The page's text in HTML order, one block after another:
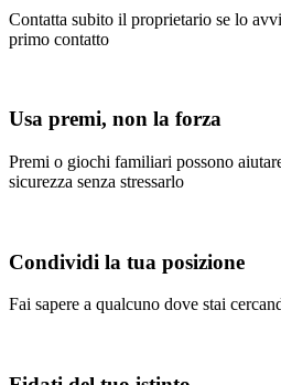
Contatta subito il proprietario se lo
primo contatto
Usa premi, non la forza
Premi o giochi familiari possono
sicurezza senza stressarlo
Condividi la tua posizione
Fai sapere a qualcuno dove stai